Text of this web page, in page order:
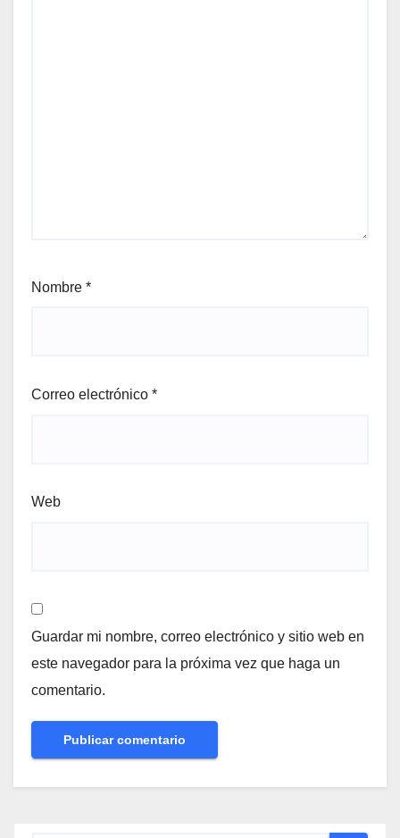
Nombre *
Correo electrónico *
Web
Guardar mi nombre, correo electrónico y sitio web en
este navegador para la próxima vez que haga un
comentario.